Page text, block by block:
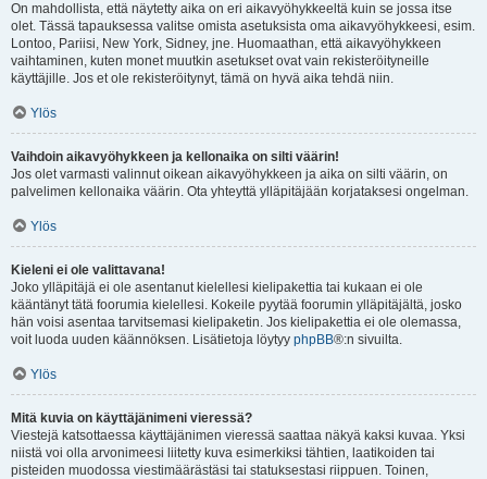
On mahdollista, että näytetty aika on eri aikavyöhykkeeltä kuin se jossa itse
olet. Tässä tapauksessa valitse omista asetuksista oma aikavyöhykkeesi, esim.
Lontoo, Pariisi, New York, Sidney, jne. Huomaathan, että aikavyöhykkeen
vaihtaminen, kuten monet muutkin asetukset ovat vain rekisteröityneille
käyttäjille. Jos et ole rekisteröitynyt, tämä on hyvä aika tehdä niin.
Ylös
Vaihdoin aikavyöhykkeen ja kellonaika on silti väärin!
Jos olet varmasti valinnut oikean aikavyöhykkeen ja aika on silti väärin, on
palvelimen kellonaika väärin. Ota yhteyttä ylläpitäjään korjataksesi ongelman.
Ylös
Kieleni ei ole valittavana!
Joko ylläpitäjä ei ole asentanut kielellesi kielipakettia tai kukaan ei ole
kääntänyt tätä foorumia kielellesi. Kokeile pyytää foorumin ylläpitäjältä, josko
hän voisi asentaa tarvitsemasi kielipaketin. Jos kielipakettia ei ole olemassa,
voit luoda uuden käännöksen. Lisätietoja löytyy phpBB®:n sivuilta.
Ylös
Mitä kuvia on käyttäjänimeni vieressä?
Viestejä katsottaessa käyttäjänimen vieressä saattaa näkyä kaksi kuvaa. Yksi
niistä voi olla arvonimeesi liitetty kuva esimerkiksi tähtien, laatikoiden tai
pisteiden muodossa viestimäärästäsi tai statuksestasi riippuen. Toinen,